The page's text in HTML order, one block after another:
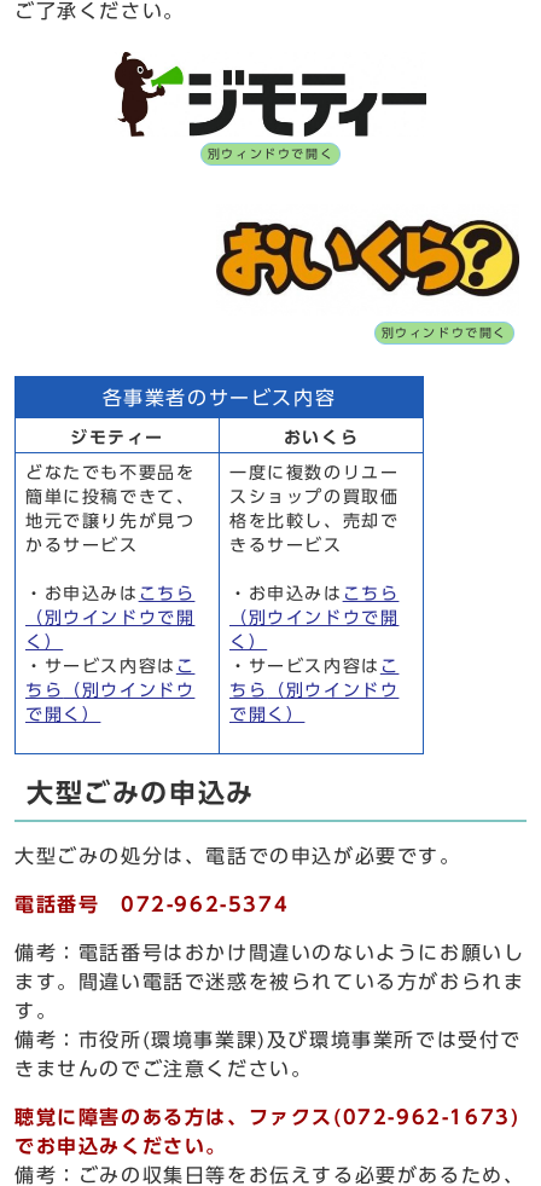
ご了承ください。
別ウィンドウで開く
別ウィンドウで開く
各事業者のサービス内容
ジモティー おいくら
どなたでも不要品を
簡単に投稿できて、
地元で譲り先が見つ
かるサービス
・お申込みは こちら
（別ウインドウで開
く）
・サービス内容は こ
ちら
（別ウインドウ
で開く）
一度に複数のリユー
スショップの買取価
格を比較し、売却で
きるサービス
・お申込みは こちら
（別ウインドウで開
く）
・サービス内容は こ
ちら
（別ウインドウ
で開く）
大型ごみの申込み
大型ごみの処分は、電話での申込が必要です。
電話番号 072-962-5374
備考：電話番号はおかけ間違いのないようにお願いし
ます。間違い電話で迷惑を被られている方がおられま
す。
備考：市役所(環境事業課)及び環境事業所では受付で
きませんのでご注意ください。
聴覚に障害のある方は、ファクス(072-962-1673)
でお申込みください。
備考：ごみの収集日等をお伝えする必要があるため、